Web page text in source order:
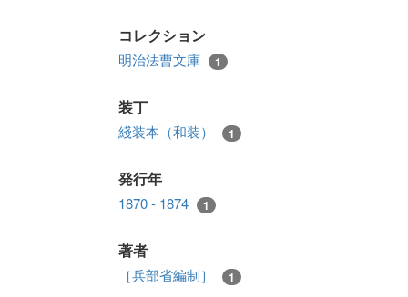
コレクション
明治法曹文庫 1
装丁
綫装本（和装） 1
発行年
1870 - 1874 1
著者
［兵部省編制］ 1